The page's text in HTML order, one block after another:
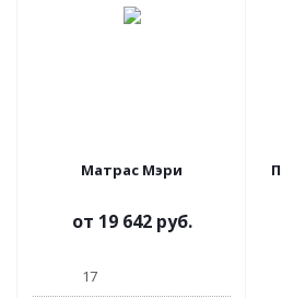
Матрас Мэри
от 19 642 руб.
17